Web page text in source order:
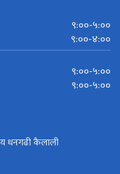
९:००-५:००
९:००-४:००
९:००-५:००
९:००-५:००
धनगढी कैलाली